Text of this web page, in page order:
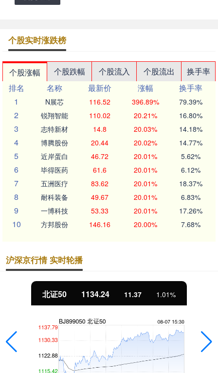
个股实时涨跌榜
个股涨幅 个股跌幅 个股流入 个股流出
换手率
排名
名称 最新价 涨幅
换手率
1
N展芯 116.52 396.89% 79.39%
2 锐翔智能 110.02 20.21% 16.80%
3 志特新材 14.8 20.03% 14.18%
4 博腾股份 20.44 20.02% 14.77%
5 近岸蛋白 46.72 20.01% 5.62%
6 毕得医药 61.6 20.01% 6.12%
7 五洲医疗 83.62 20.01% 18.37%
8 耐科装备 49.67 20.01% 6.83%
9 一博科技 53.33 20.01% 17.26%
10 方邦股份 146.16 20.00% 7.68%
沪深京行情 实时轮播
北证50 1134.24 11.37 1.01%